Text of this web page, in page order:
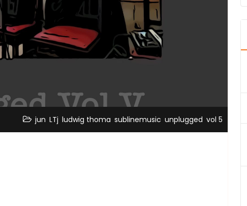
jun LTj ludwig thoma sublinemusic unplugged vol 5